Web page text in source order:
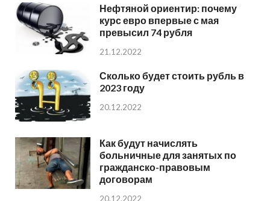
Нефтяной ориентир: почему
курс евро впервые с мая
превысил 74 рубля
21.12.2022
Сколько будет стоить рубль в
2023 году
20.12.2022
Как будут начислять
больничные для занятых по
гражданско-правовым
договорам
20.12.2022